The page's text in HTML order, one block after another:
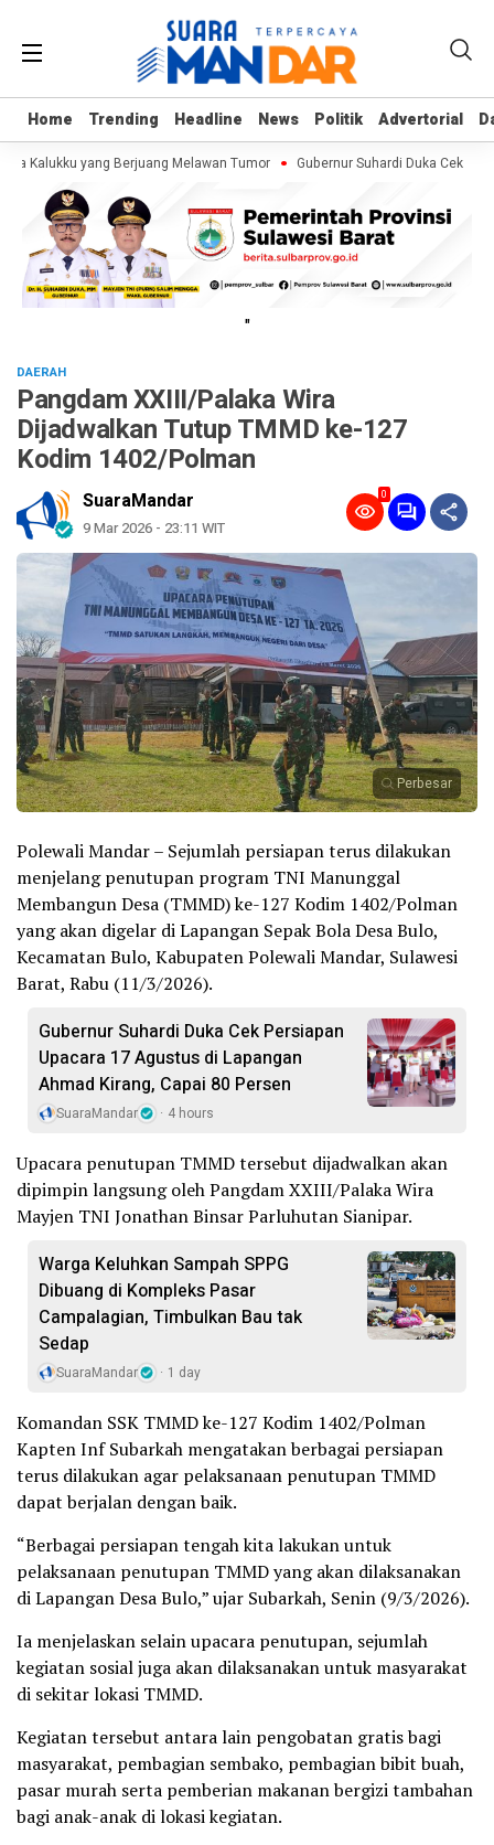
Home Trending Headline News Politik Advertorial
Home Trending Headline News Politik Advertorial
Kalukku yang Berjuang Melawan Tumor Gubernur Suhardi Duka Cek
"
DAERAH
Pangdam XXIII/Palaka Wira
Dijadwalkan Tutup TMMD ke-127
Kodim 1402/Polman
SuaraMandar
9 Mar 2026 - 23:11 WIT
0
Perbesar
Polewali Mandar – Sejumlah persiapan terus dilakukan
menjelang penutupan program TNI Manunggal
Membangun Desa (TMMD) ke-127 Kodim 1402/Polman
yang akan digelar di Lapangan Sepak Bola Desa Bulo,
Kecamatan Bulo, Kabupaten Polewali Mandar, Sulawesi
Barat, Rabu (11/3/2026).
Gubernur Suhardi Duka Cek Persiapan
Upacara 17 Agustus di Lapangan
Ahmad Kirang, Capai 80 Persen
SuaraMandar 4 hours
Upacara penutupan TMMD tersebut dijadwalkan akan
dipimpin langsung oleh Pangdam XXIII/Palaka Wira
Mayjen TNI Jonathan Binsar Parluhutan Sianipar.
Warga Keluhkan Sampah SPPG
Dibuang di Kompleks Pasar
Campalagian, Timbulkan Bau tak
Sedap
SuaraMandar 1 day
Komandan SSK TMMD ke-127 Kodim 1402/Polman
Kapten Inf Subarkah mengatakan berbagai persiapan
terus dilakukan agar pelaksanaan penutupan TMMD
dapat berjalan dengan baik.
“Berbagai persiapan tengah kita lakukan untuk
pelaksanaan penutupan TMMD yang akan dilaksanakan
di Lapangan Desa Bulo,” ujar Subarkah, Senin (9/3/2026).
Ia menjelaskan selain upacara penutupan, sejumlah
kegiatan sosial juga akan dilaksanakan untuk masyarakat
di sekitar lokasi TMMD.
Kegiatan tersebut antara lain pengobatan gratis bagi
masyarakat, pembagian sembako, pembagian bibit buah,
pasar murah serta pemberian makanan bergizi tambahan
bagi anak-anak di lokasi kegiatan.